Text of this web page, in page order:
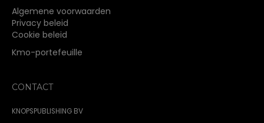
Algemene voorwaarden
Privacy beleid
Cookie beleid
Kmo-portefeuille
CONTACT
KNOPSPUBLISHING BV